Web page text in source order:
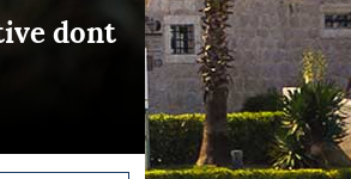
dont